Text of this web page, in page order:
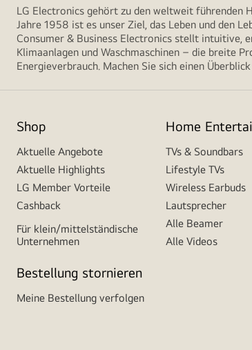
LG Electronics gehört zu den weltweit führenden
Jahre 1958 ist es unser Ziel, das Leben und den
Consumer & Business Electronics stellt intuitive,
Klimaanlagen und Waschmaschinen – die breite
Energieverbrauch. Machen Sie sich einen
Shop
Aktuelle Angebote
Aktuelle Highlights
LG Member Vorteile
Cashback
Für klein/mittelständische
Unternehmen
Bestellung stornieren
Meine Bestellung verfolgen
Home
TVs & Soundbars
Lifestyle TVs
Wireless Earbuds
Lautsprecher
Alle Beamer
Alle Videos